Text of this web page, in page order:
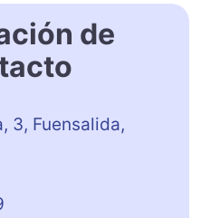
de
3, Fuensalida,